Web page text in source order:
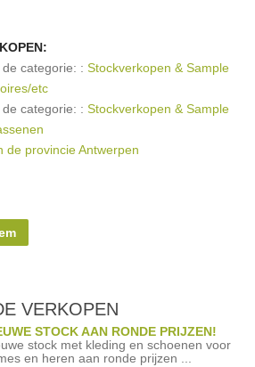
de categorie: :Stockverkopen & Sample
etc
de categorie: :Stockverkopen & Sample
de provincie Antwerpen
VERKOPEN
STOCK AAN RONDE PRIJZEN!
stock met kleding en schoenen voor
en heren aan ronde prijzen ...